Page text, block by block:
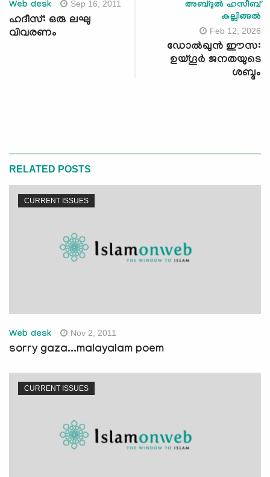
Web desk Sep 16, 2011
ഹദീസ്: ഒരു ലഘു
വിവരണം
അബ്ദുൽ ഹസീബ്
കല്ലിങ്ങൽ
Feb 12, 2026
ഡോൽഖുൻ ഈസ:
ഉയ്ഗൂര്‍ ജനതയുടെ
ശബ്ദം
RELATED POSTS
CURRENT ISSUES
Web desk Nov 2, 2011
sorry gaza...malayalam poem
CURRENT ISSUES